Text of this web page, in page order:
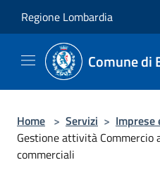
Regione Lombardia
Comune di
Home > Servizi > Imprese
Gestione attività
commerciali